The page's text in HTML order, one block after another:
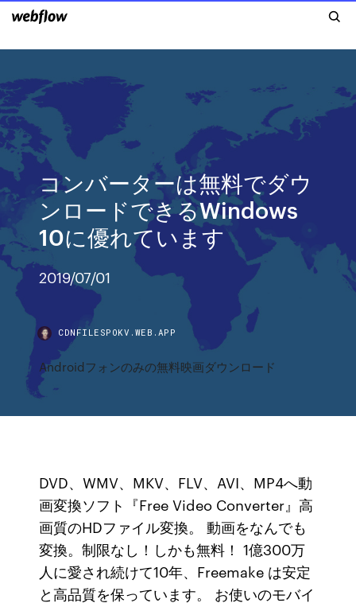
コンバーターは無料でダウ
ンロードできるWindows
10に優れています
2019/07/01
CDNFILESPOKV.WEB.APP
Androidフォンのみの無料映画ダウンロード
DVD、WMV、MKV、FLV、AVI、MP4へ動
画変換ソフト『Free Video Converter』高
画質のHDファイル変換。 動画をなんでも
変換。制限なし！しかも無料！ 1億300万
人に愛され続けて10年、Freemake は安定
と高品質を保っています。 お使いのモバイ